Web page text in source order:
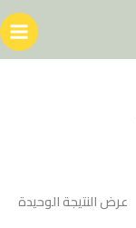
عرض النتيجة الوحيدة